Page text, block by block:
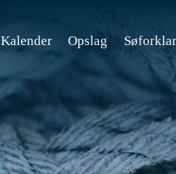
Kalender Opslag